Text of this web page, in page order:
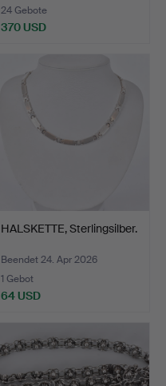
24 Gebote
370 USD
HALSKETTE, Sterlingsilber.
Beendet 24. Apr 2026
1 Gebot
64 USD